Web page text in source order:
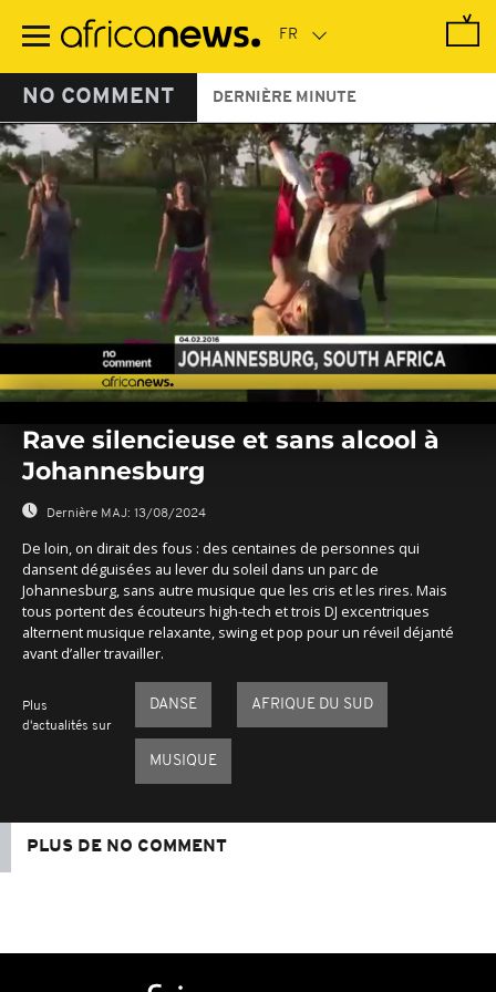
contenu
NO COMMENT DERNIÈRE MINUTE
seconds
seconds
Rave silencieuse et sans alcool à
Johannesburg
Dernière MAJ: 13/08/2024
De loin, on dirait des fous : des centaines de personnes qui
dansent déguisées au lever du soleil dans un parc de
Johannesburg, sans autre musique que les cris et les rires. Mais
tous portent des écouteurs high-tech et trois DJ excentriques
alternent musique relaxante, swing et pop pour un réveil déjanté
avant d’aller travailler.
Plus
d'actualités sur
DANSE AFRIQUE DU SUD
MUSIQUE
PLUS DE NO COMMENT